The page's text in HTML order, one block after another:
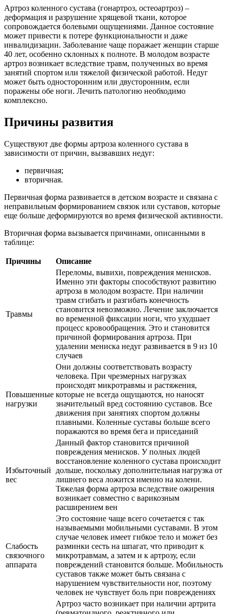
Артроз коленного сустава (гонартроз, остеоартроз) –
деформация и разрушение хрящевой ткани, которое
сопровождается болевыми ощущениями. Данное состояние
может привести к потере функциональности и даже
инвалидизации. Заболевание чаще поражает женщин старше
40 лет, особенно склонных к полноте. В молодом возрасте
артроз возникает вследствие травм, полученных во время
занятий спортом или тяжелой физической работой. Недуг
может быть односторонним или двусторонним, если
поражены обе ноги. Лечить патологию необходимо
комплексно.
Причины развития
Существуют две формы артроза коленного сустава в
зависимости от причин, вызвавших недуг:
первичная;
вторичная.
Первичная форма развивается в детском возрасте и связана с
неправильным формированием связок или суставов, которые
еще больше деформируются во время физической активности.
Вторичная форма вызывается причинами, описанными в
таблице:
Причины Описание
Травмы
Переломы, вывихи, повреждения менисков.
Именно эти факторы способствуют развитию
артроза в молодом возрасте. При наличии
травм сгибать и разгибать конечность
становится невозможно. Лечение заключается
во временной фиксации ноги, что ухудшает
процесс кровообращения. Это и становится
причиной формирования артроза. При
удалении мениска недуг развивается в 9 из 10
случаев
Повышенные
нагрузки
Они должны соответствовать возрасту
человека. При чрезмерных нагрузках
происходят микротравмы и растяжения,
которые не всегда ощущаются, но наносят
значительный вред состоянию суставов. Все
движения при занятиях спортом должны
плавными. Коленные суставы больше всего
поражаются во время бега и приседаний
Избыточный
вес
Данный фактор становится причиной
повреждения менисков. У полных людей
восстановление коленного сустава происходит
дольше, поскольку дополнительная нагрузка от
лишнего веса ложится именно на колени.
Тяжелая форма артроза вследствие ожирения
возникает совместно с варикозным
расширением вен
Слабость
связочного
аппарата
Это состояние чаще всего сочетается с так
называемыми мобильными суставами. В этом
случае человек имеет гибкое тело и может без
разминки сесть на шпагат, что приводит к
микротравмам, а затем и к артрозу, если
повреждений становится больше. Мобильность
суставов также может быть связана с
нарушением чувствительности ног, поэтому
человек не чувствует боль при повреждениях
Артроз часто возникает при наличии артрита